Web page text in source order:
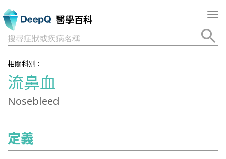
醫學百科
搜尋症狀或疾病名稱
相關科別 :
流鼻血
Nosebleed
定義